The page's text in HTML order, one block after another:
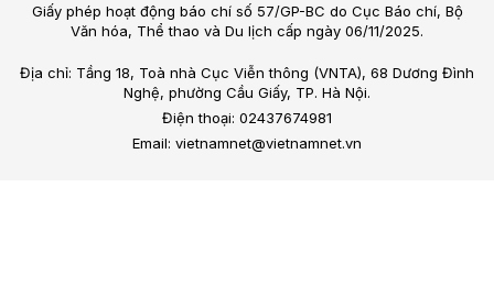
Giấy phép hoạt động báo chí số 57/GP-BC do Cục Báo chí, Bộ
Văn hóa, Thể thao và Du lịch cấp ngày 06/11/2025.
Địa chỉ: Tầng 18, Toà nhà Cục Viễn thông (VNTA), 68 Dương Đình
Nghệ, phường Cầu Giấy, TP. Hà Nội.
Điện thoại: 02437674981
Email: vietnamnet@vietnamnet.vn